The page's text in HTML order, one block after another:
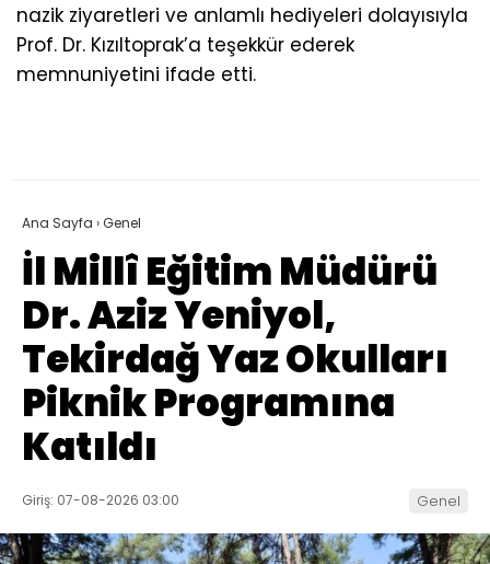
nazik ziyaretleri ve anlamlı hediyeleri dolayısıyla
Prof. Dr. Kızıltoprak’a teşekkür ederek
memnuniyetini ifade etti.
Ana Sayfa ›Genel
İl Millî Eğitim Müdürü
Dr. Aziz Yeniyol,
Tekirdağ Yaz Okulları
Piknik Programına
Katıldı
Giriş: 07-08-2026 03:00 Genel